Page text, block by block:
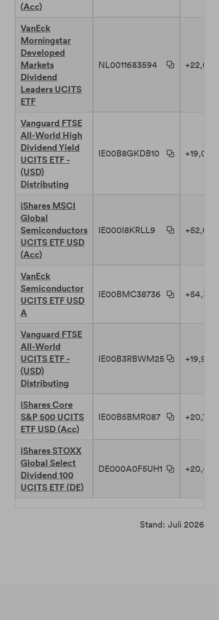
(Acc)
VanEck
Morningstar
Developed
Markets
Dividend
Leaders UCITS
ETF
NL0011683594 +22,02
Vanguard FTSE
All-World High
Dividend Yield
UCITS ETF -
(USD)
Distributing
IE00B8GKDB10 +19,01 %
iShares MSCI
Global
Semiconductors
UCITS ETF USD
(Acc)
IE000I8KRLL9 +52,06
VanEck
Semiconductor
UCITS ETF USD
A
IE00BMC38736 +54,30
Vanguard FTSE
All-World
UCITS ETF -
(USD)
Distributing
IE00B3RBWM25 +19,95
iShares Core
S&P 500 UCITS
ETF USD (Acc)
IE00B5BMR087 +20,79
iShares STOXX
Global Select
Dividend 100
UCITS ETF (DE)
DE000A0F5UH1 +20,49
Stand: Juli 2026